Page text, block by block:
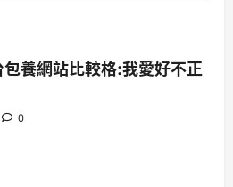
養網站比較格:我愛好不正
0